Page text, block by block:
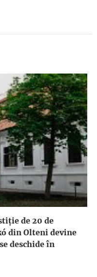
de 20 de
din Olteni devine
deschide în